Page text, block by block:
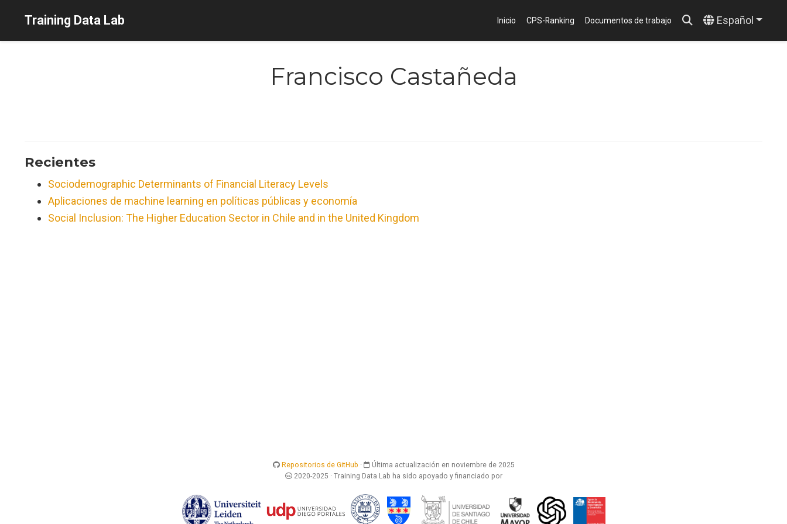
Training Data Lab Inicio CPS-Ranking Documentos de trabajo Español
Francisco Castañeda
Recientes
Sociodemographic Determinants of Financial Literacy Levels
Aplicaciones de machine learning en políticas públicas y economía
Social Inclusion: The Higher Education Sector in Chile and in the United Kingdom
Repositorios de GitHub ·
Última actualización en noviembre de 2025
2020-2025 · Training Data Lab ha sido apoyado y financiado por